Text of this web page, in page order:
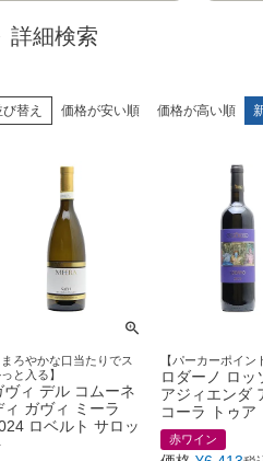
詳細検索
替え 価格が安い順 価格が高い順
ろやかな口当たりでス
と入る】
ヴィ デル コムーネ
ィ ガヴィ ミーラ
ロベルト サロッ
【パーカーポイン
ロダーノ ロッ
アジィエンダ
コーラ トゥア
赤ワイン